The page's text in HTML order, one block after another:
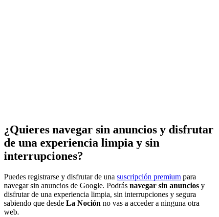
¿Quieres navegar sin anuncios y disfrutar
de una experiencia limpia y sin
interrupciones?
Puedes registrarse y disfrutar de una suscripción premium para
navegar sin anuncios de Google. Podrás navegar sin anuncios y
disfrutar de una experiencia limpia, sin interrupciones y segura
sabiendo que desde La Noción no vas a acceder a ninguna otra
web.